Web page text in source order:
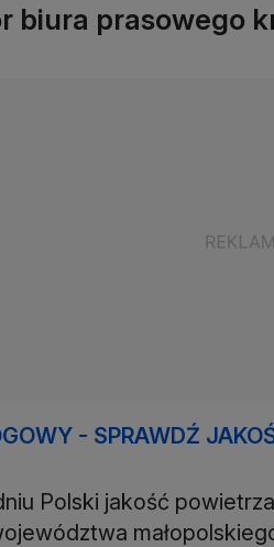
biura prasowego
- SPRAWDŹ
Polski jakość